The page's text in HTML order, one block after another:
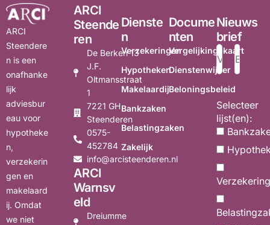
ARCI
Steendere
n is een
onafhanke
lijk
adviesbur
eau voor
hypotheke
n,
verzekerin
gen en
makelaard
ij. Omdat
we niet
ARCI
Steende
ren
De Berken 13
J.F.
Oltmansstraat
1
7221 GH
Steenderen
0575-
452784
info@arcisteenderen.nl
ARCI
Warnsv
eld
Dreiumme
Dienste
n
Verzekeringen
Hypotheken
Makelaardij
Bankzaken
Belastingzaken
Zakelijk
Docume
nten
Vergelijkingskaart
Dienstenwijzer
Beloningsbeleid
Nieuws
brief
Selecteer
lijst(en):